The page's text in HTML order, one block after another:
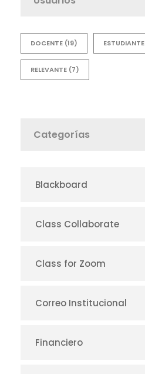
DOCENTE (19) ESTUDIANTE
RELEVANTE (7)
Categorías
Blackboard
Class Collaborate
Class for Zoom
Correo Institucional
Financiero